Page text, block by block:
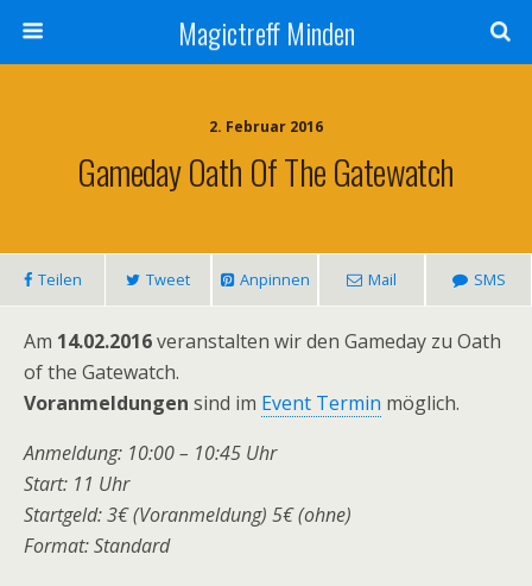
Magictreff Minden
2. Februar 2016
Gameday Oath Of The Gatewatch
Teilen Tweet Anpinnen Mail SMS
Am 14.02.2016veranstalten wir den Gameday zu Oath
of the Gatewatch.
Voranmeldungen sind im Event Termin möglich.
Anmeldung: 10:00 – 10:45 Uhr
Start: 11 Uhr
Startgeld: 3€ (Voranmeldung) 5€ (ohne)
Format: Standard